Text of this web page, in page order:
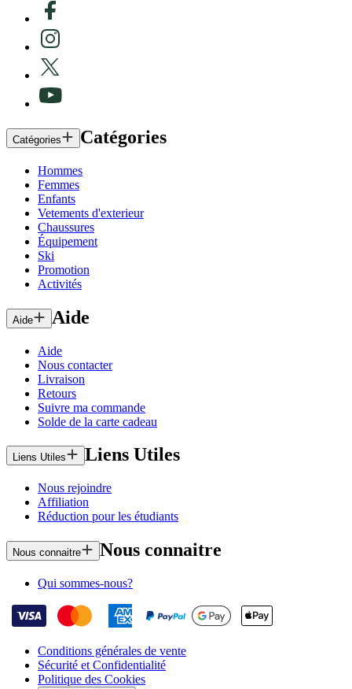
Catégories Catégories
Hommes
Femmes
Enfants
Vetements d'exterieur
Chaussures
Équipement
Ski
Promotion
Activités
Aide Aide
Aide
Nous contacter
Livraison
Retours
Suivre ma commande
Solde de la carte cadeau
Liens Utiles Liens Utiles
Nous rejoindre
Affiliation
Réduction pour les étudiants
Nous connaitre Nous connaitre
Qui sommes-nous?
Conditions générales de vente
Sécurité et Confidentialité
Politique des Cookies